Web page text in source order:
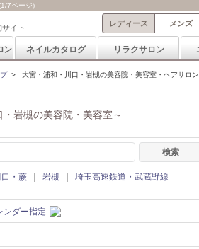
7ページ)
イト レディース メンズ
ン ネイルカタログ リラクサロン
> 大宮・浦和・川口・岩槻の美容院・美容室・ヘアサロ
・岩槻の美容院・美容室～
口・蕨 岩槻
埼玉高速鉄道・武蔵野線
ンダー指定